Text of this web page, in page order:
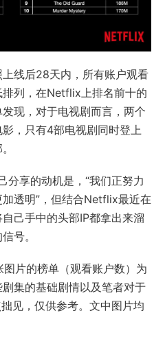
线后28天内，所有账户观看
列，在Netflix上排名前十的
现，对于电视剧而言，两个
，只有4部电视剧同时登上
享的动机是，“我们正努力
透明”，但结合Netflix最近在
己手中的头部IP都拿出来溜
号。
片的榜单（观看账户数）为
集的基础剧情以及笔者对于
见，仅供参考。文中图片均